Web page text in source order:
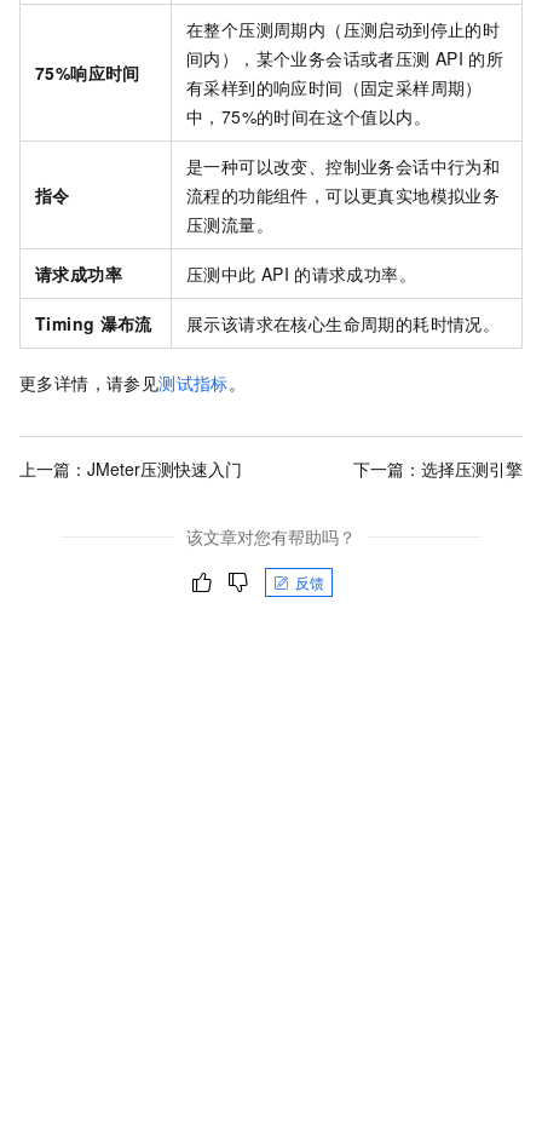
75%响应时间
在整个压测周期内（压测启动到停止的时
间内），某个业务会话或者压测 API 的所
有采样到的响应时间（固定采样周期）
中，75%的时间在这个值以内。
指令
是一种可以改变、控制业务会话中行为和
流程的功能组件，可以更真实地模拟业务
压测流量。
请求成功率 压测中此 API 的请求成功率。
Timing 瀑布流 展示该请求在核心生命周期的耗时情况。
更多详情，请参见测试指标。
上一篇： JMeter压测快速入门 下一篇： 选择压测引擎
该文章对您有帮助吗？
反馈